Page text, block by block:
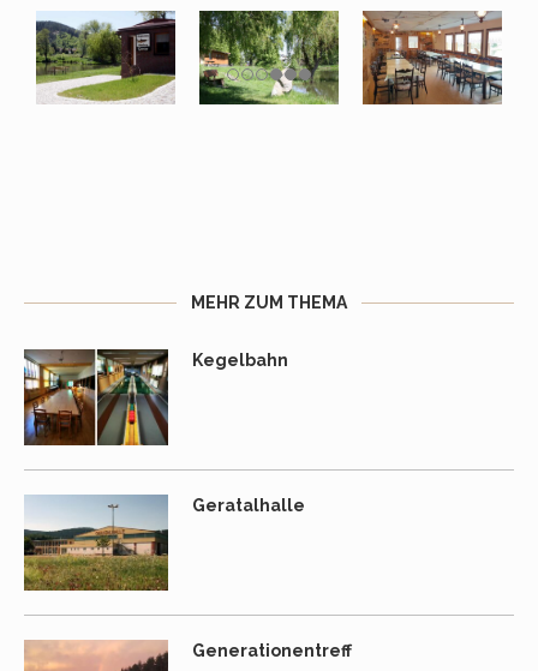
MEHR ZUM THEMA
Kegelbahn
Geratalhalle
Generationentreff